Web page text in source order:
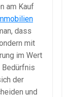
am Kauf
dass
mit
im Wert
Bedürfnis
der
und